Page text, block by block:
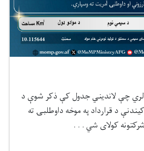
لري چې لاندیني جدول کې ذکر شوې د
د قرارداد په موخه داوطلبۍ ته
کولای شي . . .